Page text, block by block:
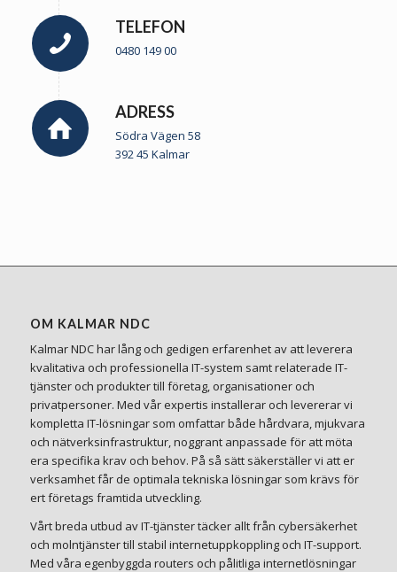
TELEFON
0480 149 00
ADRESS
Södra Vägen 58
392 45 Kalmar
OM KALMAR NDC
Kalmar NDC har lång och gedigen erfarenhet av att leverera
kvalitativa och professionella IT-system samt relaterade IT-
tjänster och produkter till företag, organisationer och
privatpersoner. Med vår expertis installerar och levererar vi
kompletta IT-lösningar som omfattar både hårdvara, mjukvara
och nätverksinfrastruktur, noggrant anpassade för att möta
era specifika krav och behov. På så sätt säkerställer vi att er
verksamhet får de optimala tekniska lösningar som krävs för
ert företags framtida utveckling.
Vårt breda utbud av IT-tjänster täcker allt från cybersäkerhet
och molntjänster till stabil internetuppkoppling och IT-support.
Med våra egenbyggda routers och pålitliga internetlösningar